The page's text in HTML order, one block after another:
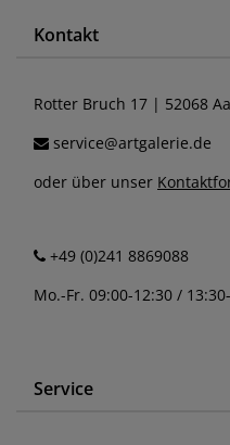
Kontakt
Rotter Bruch 17 | 52068
service@artgalerie.de
oder über unser
+49 (0)241 8869088
Mo.-Fr. 09:00-12:30 /
Service